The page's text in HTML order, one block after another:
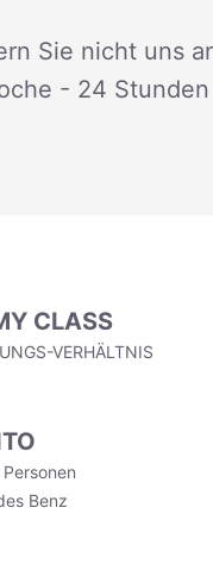
Sie nicht uns
- 24
CLASS
VERHÄLTNIS
Benz